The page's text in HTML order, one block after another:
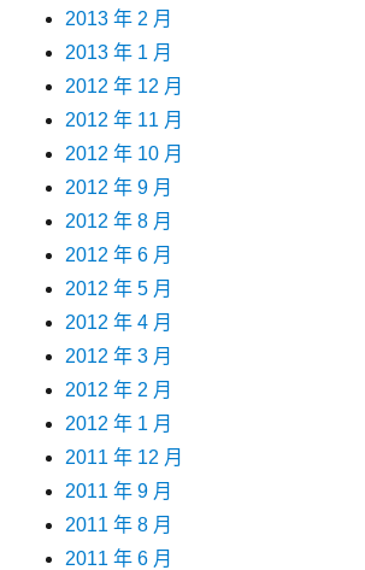
2013 年 2 月
2013 年 1 月
2012 年 12 月
2012 年 11 月
2012 年 10 月
2012 年 9 月
2012 年 8 月
2012 年 6 月
2012 年 5 月
2012 年 4 月
2012 年 3 月
2012 年 2 月
2012 年 1 月
2011 年 12 月
2011 年 9 月
2011 年 8 月
2011 年 6 月